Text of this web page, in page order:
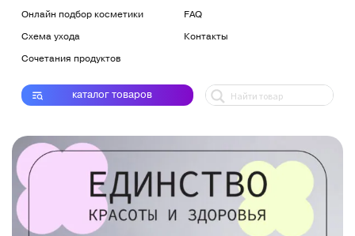
Онлайн подбор косметики
Схема ухода
Сочетания продуктов
FAQ
Контакты
каталогтоваров